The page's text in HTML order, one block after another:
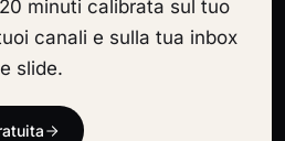
minuti calibrata sul tuo
canali e sulla tua inbox
slide.